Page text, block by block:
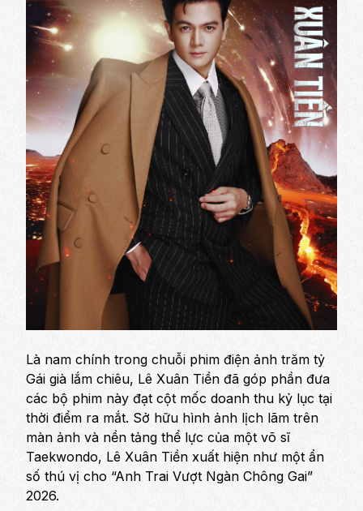
Là nam chính trong chuỗi phim điện ảnh trăm tỷ
Gái già lắm chiêu, Lê Xuân Tiền đã góp phần đưa
các bộ phim này đạt cột mốc doanh thu kỷ lục tại
thời điểm ra mắt. Sở hữu hình ảnh lịch lãm trên
màn ảnh và nền tảng thể lực của một võ sĩ
Taekwondo, Lê Xuân Tiền xuất hiện như một ẩn
số thú vị cho “Anh Trai Vượt Ngàn Chông Gai”
2026.